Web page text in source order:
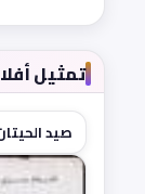
تمثيل
★ 2.0
صيد الحيتان